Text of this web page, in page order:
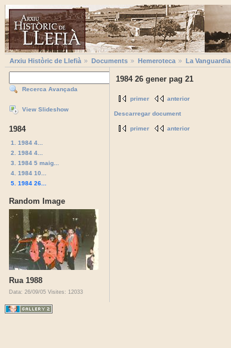
Arxiu Històric de Llefià Documents Hemeroteca La Vanguardia
Recerca Avançada
View Slideshow
1984
1. 1984 4...
2. 1984 4...
3. 1984 5 maig...
4. 1984 10...
5. 1984 26...
Random Image
Rua 1988
Data: 26/09/05 Visites: 12033
1984 26 gener pag 21
primer anterior
Descarregar document
primer anterior